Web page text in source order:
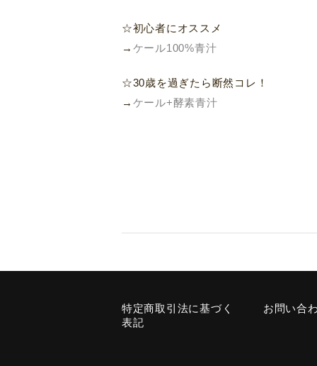
☆初心者にオススメ
→ ケール100%青汁
☆30歳を過ぎたら断然コレ！
→ ケール+酵素青汁
特定商取引法に基づく
表記
お問い合